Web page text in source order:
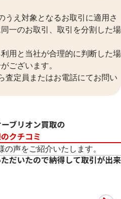
うえ対象となるお取引に適用さ
一のお取引、取引を分割した場
用と当社が合理的に判断した場
ございます。
査定員またはお電話にてお問い
ブリオン買取の
クチコミ
声をご紹介いたします。
象
リオン ご売却
良い値段